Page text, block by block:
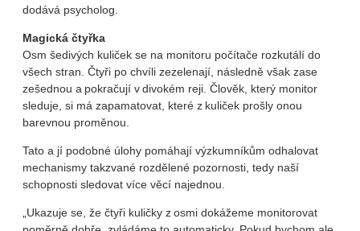
dodává psycholog.
Magická čtyřka
Osm šedivých kuliček se na monitoru počítače rozkutálí do
všech stran. Čtyři po chvíli zezelenají, následně však zase
zešednou a pokračují v divokém reji. Člověk, který monitor
sleduje, si má zapamatovat, které z kuliček prošly onou
barevnou proměnou.
Tato a jí podobné úlohy pomáhají výzkumníkům odhalovat
mechanismy takzvané rozdělené pozornosti, tedy naší
schopnosti sledovat více věcí najednou.
„Ukazuje se, že čtyři kuličky z osmi dokážeme monitorovat